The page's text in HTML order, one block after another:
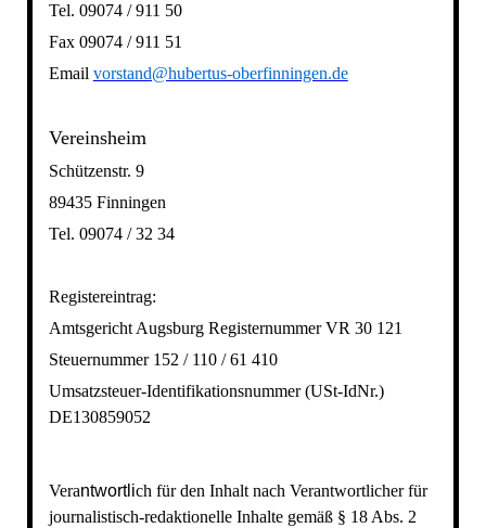
Tel. 09074 / 911 50
Fax 09074 / 911 51
Email vorstand@hubertus-oberfinningen.de
Vereinsheim
Schützenstr. 9
89435 Finningen
Tel. 09074 / 32 34
Registereintrag:
Amtsgericht Augsburg Registernummer VR 30 121
Steuernummer 152 / 110 / 61 410
Umsatzsteuer-Identifikationsnummer (USt-IdNr.)
DE130859052
Verantwortlich für den Inhalt nach Verantwortlicher für
journalistisch-redaktionelle Inhalte gemäß § 18 Abs. 2